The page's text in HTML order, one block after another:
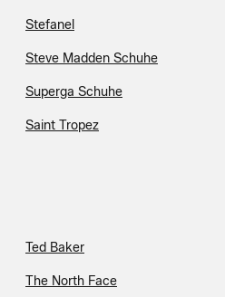
Stefanel
Steve Madden Schuhe
Superga Schuhe
Saint Tropez
Ted Baker
The North Face